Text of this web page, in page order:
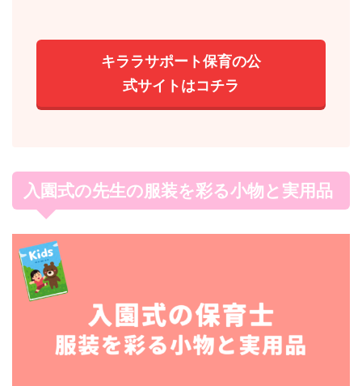
キララサポート保育の公
式サイトはコチラ
入園式の先生の服装を彩る小物と実用品